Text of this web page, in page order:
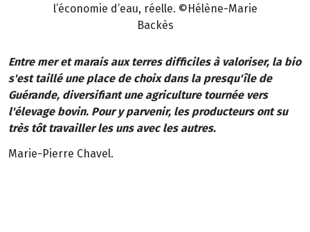
l’économie d’eau, réelle. ©Hélène-Marie
Backès
Entre mer et marais aux terres difficiles à valoriser, la bio
s'est taillé une place de choix dans la presqu'île de
Guérande, diversifiant une agriculture tournée vers
l'élevage bovin. Pour y parvenir, les producteurs ont su
très tôt travailler les uns avec les autres.
Marie-Pierre Chavel.